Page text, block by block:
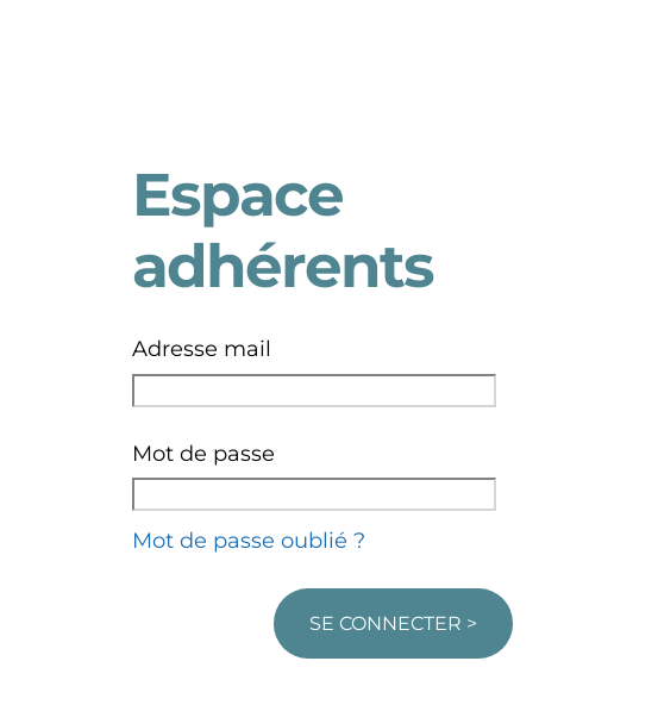
Espace
adhérents
Adresse mail
Mot de passe
Mot de passe oublié ?
SE CONNECTER >